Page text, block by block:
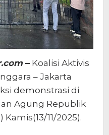
– Koalisi Aktivis
– Jakarta
demonstrasi di
Agung Republik
11/2025).